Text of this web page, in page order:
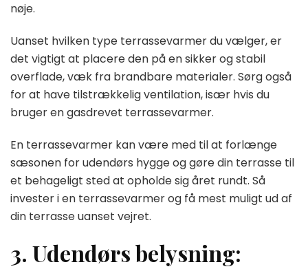
nøje.
Uanset hvilken type terrassevarmer du vælger, er
det vigtigt at placere den på en sikker og stabil
overflade, væk fra brandbare materialer. Sørg også
for at have tilstrækkelig ventilation, især hvis du
bruger en gasdrevet terrassevarmer.
En terrassevarmer kan være med til at forlænge
sæsonen for udendørs hygge og gøre din terrasse til
et behageligt sted at opholde sig året rundt. Så
invester i en terrassevarmer og få mest muligt ud af
din terrasse uanset vejret.
3. Udendørs belysning: